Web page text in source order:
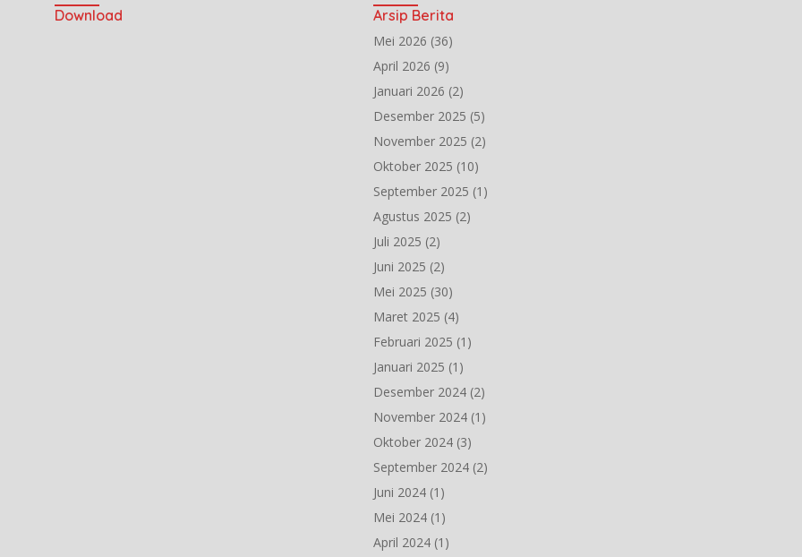
Download Arsip Berita
Mei 2026 (36)
April 2026 (9)
Januari 2026 (2)
Desember 2025 (5)
November 2025 (2)
Oktober 2025 (10)
September 2025 (1)
Agustus 2025 (2)
Juli 2025 (2)
Juni 2025 (2)
Mei 2025 (30)
Maret 2025 (4)
Februari 2025 (1)
Januari 2025 (1)
Desember 2024 (2)
November 2024 (1)
Oktober 2024 (3)
September 2024 (2)
Juni 2024 (1)
Mei 2024 (1)
April 2024 (1)